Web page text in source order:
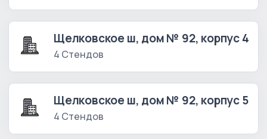
Щелковское ш, дом № 92, корпус 4
4 Стендов
Щелковское ш, дом № 92, корпус 5
4 Стендов